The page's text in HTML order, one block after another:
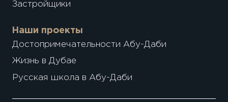
Застройщики
Наши проекты
Достопримечательности Абу-Даби
Жизнь в Дубае
Русская школа в Абу-Даби